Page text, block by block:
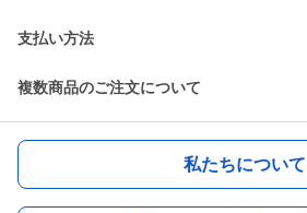
支払い方法
複数商品のご注文について
私たちについて